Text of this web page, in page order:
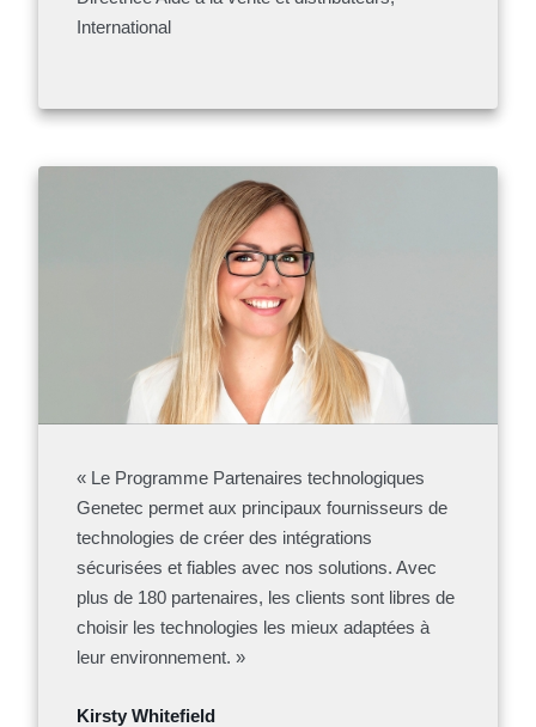
International
« Le Programme Partenaires technologiques
Genetec permet aux principaux fournisseurs de
technologies de créer des intégrations
sécurisées et fiables avec nos solutions. Avec
plus de 180 partenaires, les clients sont libres de
choisir les technologies les mieux adaptées à
leur environnement. »
Kirsty Whitefield